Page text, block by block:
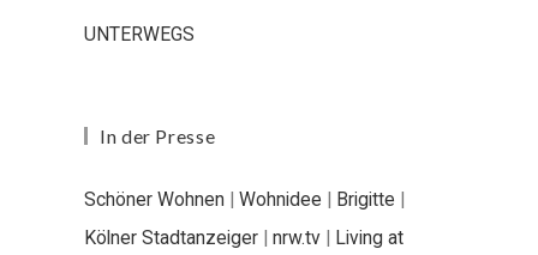
UNTERWEGS
In der Presse
Schöner Wohnen Wohnidee Brigitte
Kölner Stadtanzeiger
nrw.tv
Living at